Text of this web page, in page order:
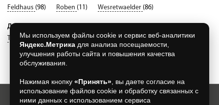
Feldhaus (98) Roben (11) Wesretwaelder (86)
Другое:
Terca(1610)
Мы используем файлы cookie и сервис веб-аналитики
Яндекс.Метрика для анализа посещаемости,
улучшения работы сайта и повышения качества
обслуживания.
Нажимая кнопку «Принять» , вы даете согласие на
использование файлов cookie и обработку связанных с
ними данных с использованием сервиса